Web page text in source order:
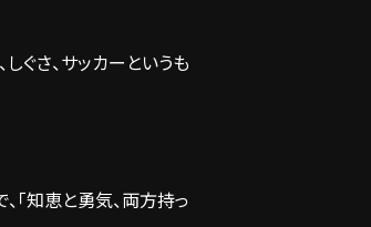
ぐさ、サッカーというも
「知恵と勇気、両方持っ